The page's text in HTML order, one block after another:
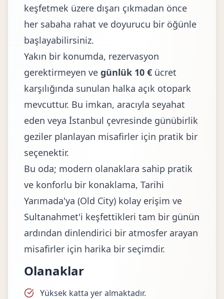
keşfetmek üzere dışarı çıkmadan önce
her sabaha rahat ve doyurucu bir öğünle
başlayabilirsiniz.
Yakın bir konumda, rezervasyon
gerektirmeyen ve günlük 10 € ücret
karşılığında sunulan halka açık otopark
mevcuttur. Bu imkan, aracıyla seyahat
eden veya İstanbul çevresinde günübirlik
geziler planlayan misafirler için pratik bir
seçenektir.
Bu oda; modern olanaklara sahip pratik
ve konforlu bir konaklama, Tarihi
Yarımada'ya (Old City) kolay erişim ve
Sultanahmet'i keşfettikleri tam bir günün
ardından dinlendirici bir atmosfer arayan
misafirler için harika bir seçimdir.
Olanaklar
Yüksek katta yer almaktadır.